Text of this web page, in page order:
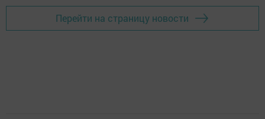
Перейти на страницу новости